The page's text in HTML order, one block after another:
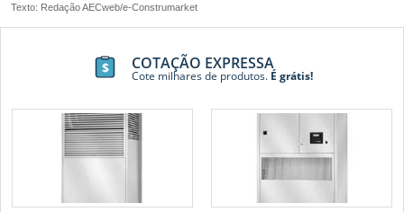
Texto: Redação AECweb/e-Construmarket
COTAÇÃO EXPRESSA
Cote milhares de produtos.É grátis!